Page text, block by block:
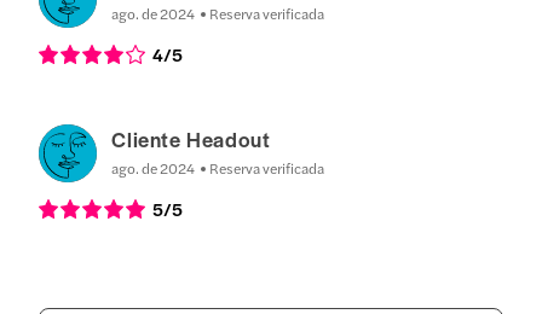
ago. de 2024 Reserva verificada
4/5
Cliente Headout
ago. de 2024 Reserva verificada
5/5